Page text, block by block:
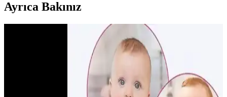
Ayrıca Bakınız
Demir Takviyesi ve Kullanım Rehberi: Çocuklar ve
Hamileler İçin Önemli Bilgiler
Demir takviyesi, yüksek ihtiyaç duyan gruplar için önemli, içerik ve
kullanım şekli çeşitlidir. Doğru doz ve ürün seçimiyle sağlığı